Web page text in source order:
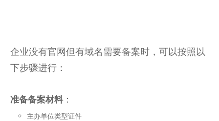
企业没有官网但有域名需要备案时，可以按照以
下步骤进行：
准备备案材料：
主办单位类型证件